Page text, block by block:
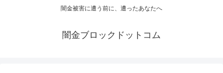
闇金被害に遭う前に、遭ったあなたへ
闇金ブロックドットコム